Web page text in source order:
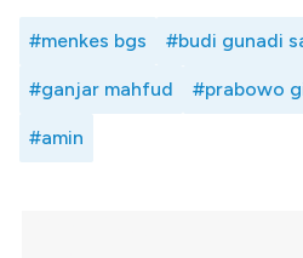
#menkes bgs #budi gunadi
#ganjar mahfud #prabowo
#amin